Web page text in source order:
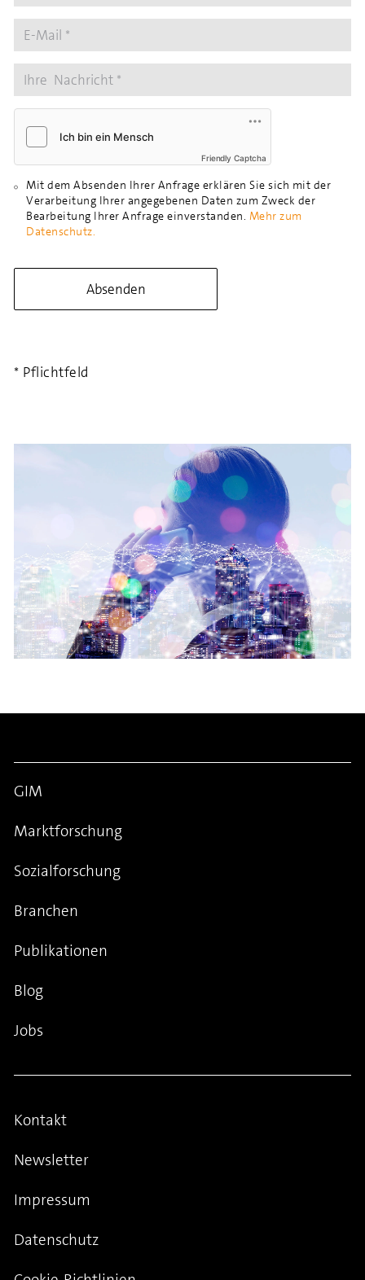
Friendly Captcha
Mit dem Absenden Ihrer Anfrage erklären Sie sich mit der
Verarbeitung Ihrer angegebenen Daten zum Zweck der
Bearbeitung Ihrer Anfrage einverstanden. Mehr zum
Datenschutz.
Absenden
* Pflichtfeld
GIM
Marktforschung
Sozialforschung
Branchen
Publikationen
Blog
Jobs
Kontakt
Newsletter
Impressum
Datenschutz